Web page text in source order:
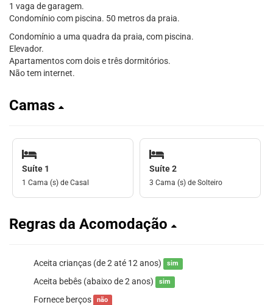
1 vaga de garagem.
Condomínio com piscina. 50 metros da praia.
Condomínio a uma quadra da praia, com piscina.
Elevador.
Apartamentos com dois e três dormitórios.
Não tem internet.
Camas
Suíte 1
1 Cama (s) de Casal
Suíte 2
3 Cama (s) de Solteiro
Regras da Acomodação
Aceita crianças (de 2 até 12 anos) sim
Aceita bebês (abaixo de 2 anos) sim
Fornece berços não